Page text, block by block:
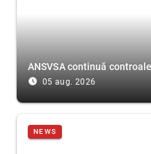
ANSVSA continuă
access_time_filled 05 aug. 2026
NEWS